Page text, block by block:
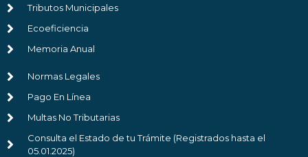
Tributos Municipales
Ecoeficiencia
Memoria Anual
Normas Legales
Pago En Línea
Multas No Tributarias
Consulta el Estado de tu Trámite (Registrados hasta el
05.01.2025)